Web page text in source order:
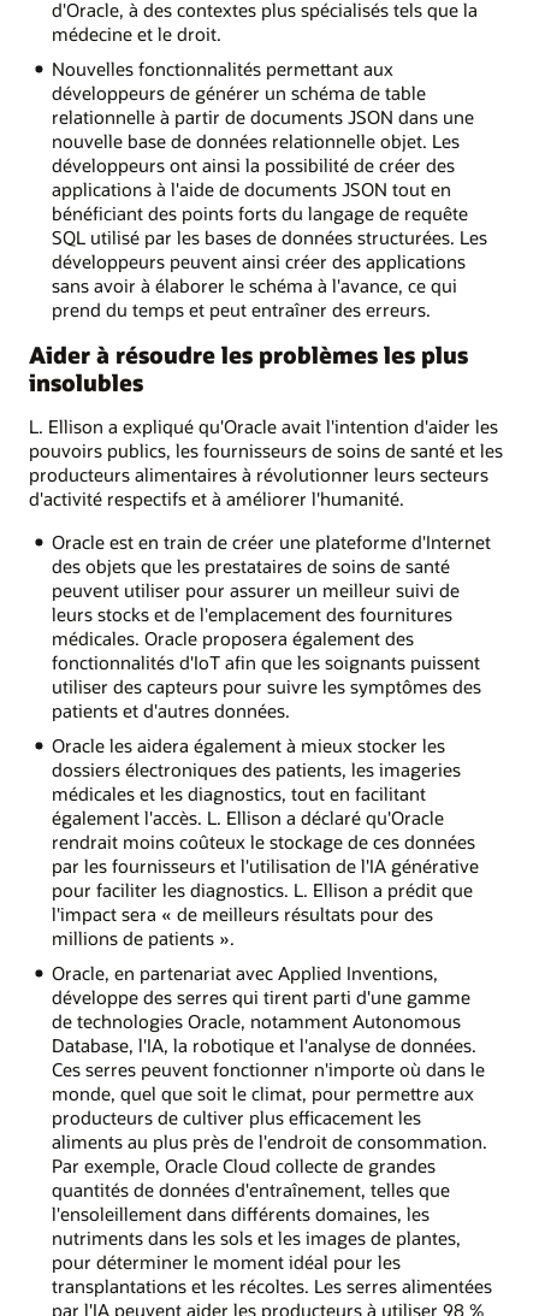
d'Oracle, à des contextes plus spécialisés tels que la
médecine et le droit.
Nouvelles fonctionnalités permettant aux
développeurs de générer un schéma de table
relationnelle à partir de documents JSON dans une
nouvelle base de données relationnelle objet. Les
développeurs ont ainsi la possibilité de créer des
applications à l'aide de documents JSON tout en
bénéficiant des points forts du langage de requête
SQL utilisé par les bases de données structurées. Les
développeurs peuvent ainsi créer des applications
sans avoir à élaborer le schéma à l'avance, ce qui
prend du temps et peut entraîner des erreurs.
Aider à résoudre les problèmes les plus
insolubles
L. Ellison a expliqué qu'Oracle avait l'intention d'aider les
pouvoirs publics, les fournisseurs de soins de santé et les
producteurs alimentaires à révolutionner leurs secteurs
d'activité respectifs et à améliorer l'humanité.
Oracle est en train de créer une plateforme d'Internet
des objets que les prestataires de soins de santé
peuvent utiliser pour assurer un meilleur suivi de
leurs stocks et de l'emplacement des fournitures
médicales. Oracle proposera également des
fonctionnalités d'IoT afin que les soignants puissent
utiliser des capteurs pour suivre les symptômes des
patients et d'autres données.
Oracle les aidera également à mieux stocker les
dossiers électroniques des patients, les imageries
médicales et les diagnostics, tout en facilitant
également l'accès. L. Ellison a déclaré qu'Oracle
rendrait moins coûteux le stockage de ces données
par les fournisseurs et l'utilisation de l'IA générative
pour faciliter les diagnostics. L. Ellison a prédit que
l'impact sera « de meilleurs résultats pour des
millions de patients ».
Oracle, en partenariat avec Applied Inventions,
développe des serres qui tirent parti d'une gamme
de technologies Oracle, notamment Autonomous
Database, l'IA, la robotique et l'analyse de données.
Ces serres peuvent fonctionner n'importe où dans le
monde, quel que soit le climat, pour permettre aux
producteurs de cultiver plus efficacement les
aliments au plus près de l'endroit de consommation.
Par exemple, Oracle Cloud collecte de grandes
quantités de données d'entraînement, telles que
l'ensoleillement dans différents domaines, les
nutriments dans les sols et les images de plantes,
pour déterminer le moment idéal pour les
transplantations et les récoltes. Les serres alimentées
par l'IA peuvent aider les producteurs à utiliser 98 %